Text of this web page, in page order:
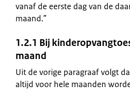
vanaf de eerste dag van de
maand.”
1.2.1 Bij
maand
Uit de vorige paragraaf volgt
altijd voor hele maanden